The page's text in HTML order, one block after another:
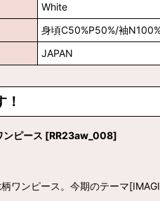
White
身頃C50%P50%/袖
JAPAN
ンピース [RR23aw_008]
ワンピース。今期のテーマ